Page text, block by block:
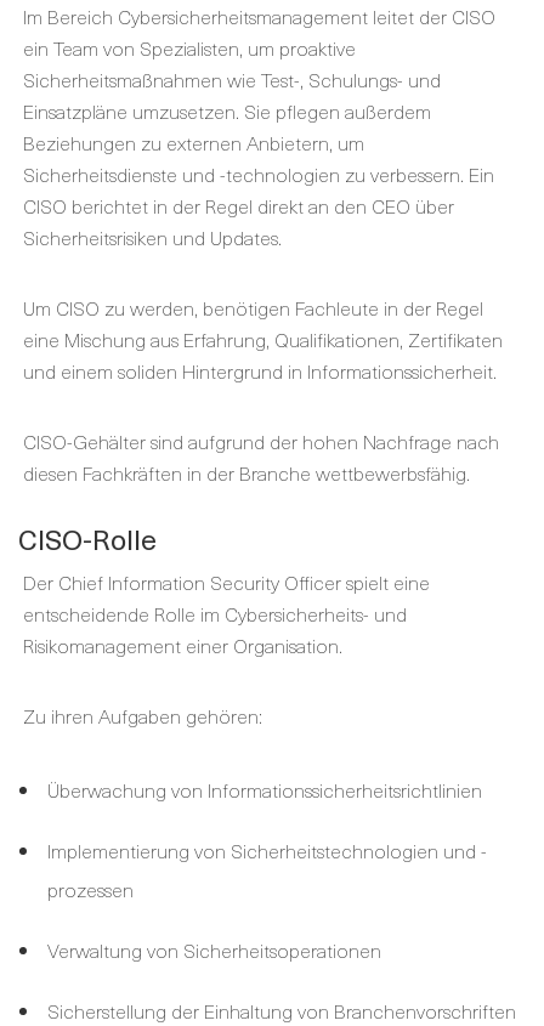
Im Bereich Cybersicherheitsmanagement leitet der CISO
ein Team von Spezialisten, um proaktive
Sicherheitsmaßnahmen wie Test-, Schulungs- und
Einsatzpläne umzusetzen. Sie pflegen außerdem
Beziehungen zu externen Anbietern, um
Sicherheitsdienste und -technologien zu verbessern. Ein
CISO berichtet in der Regel direkt an den CEO über
Sicherheitsrisiken und Updates.
Um CISO zu werden, benötigen Fachleute in der Regel
eine Mischung aus Erfahrung, Qualifikationen, Zertifikaten
und einem soliden Hintergrund in Informationssicherheit.
CISO-Gehälter sind aufgrund der hohen Nachfrage nach
diesen Fachkräften in der Branche wettbewerbsfähig.
CISO-Rolle
Der Chief Information Security Officer spielt eine
entscheidende Rolle im Cybersicherheits- und
Risikomanagement einer Organisation.
Zu ihren Aufgaben gehören:
Überwachung von Informationssicherheitsrichtlinien
Implementierung von Sicherheitstechnologien und -
prozessen
Verwaltung von Sicherheitsoperationen
Sicherstellung der Einhaltung von Branchenvorschriften